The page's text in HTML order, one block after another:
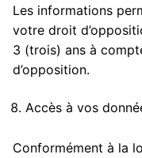
Les informations
votre droit
3 (trois) ans à
d’opposition.
Accès à vos
Conformément à la